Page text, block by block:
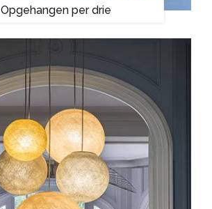
Opgehangen per drie